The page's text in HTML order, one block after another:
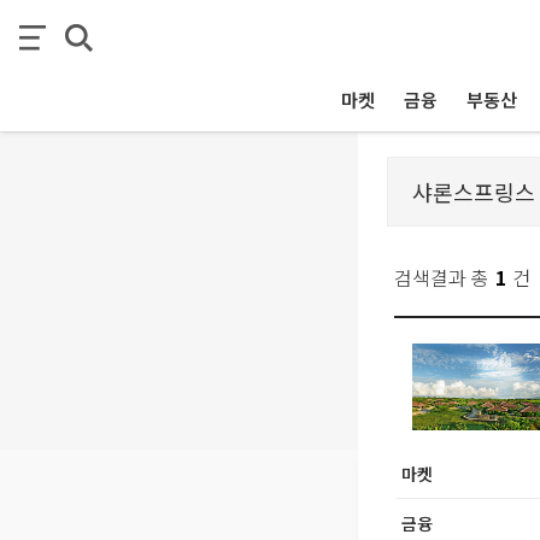
마켓 금융 부동산
검색결과 총 1 건
마켓
금융